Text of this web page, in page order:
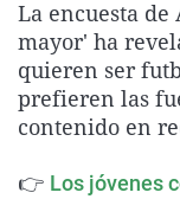
La encuesta de
mayor' ha
quieren ser
prefieren las
contenido en
👉 Los jóvenes